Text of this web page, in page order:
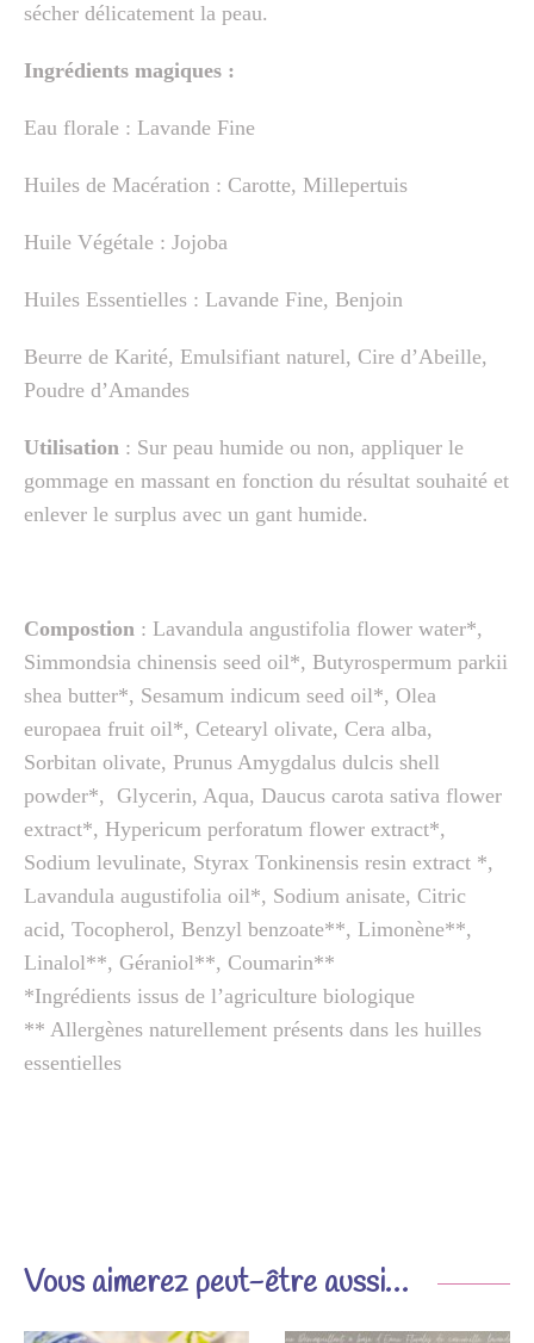
sécher délicatement la peau.
Ingrédients magiques :
Eau florale : Lavande Fine
Huiles de Macération : Carotte, Millepertuis
Huile Végétale : Jojoba
Huiles Essentielles : Lavande Fine, Benjoin
Beurre de Karité, Emulsifiant naturel, Cire d’Abeille,
Poudre d’Amandes
Utilisation : Sur peau humide ou non, appliquer le
gommage en massant en fonction du résultat souhaité et
enlever le surplus avec un gant humide.
Compostion : Lavandula angustifolia flower water*,
Simmondsia chinensis seed oil*, Butyrospermum parkii
shea butter*, Sesamum indicum seed oil*, Olea
europaea fruit oil*, Cetearyl olivate, Cera alba,
Sorbitan olivate, Prunus Amygdalus dulcis shell
powder*, Glycerin, Aqua, Daucus carota sativa flower
extract*, Hypericum perforatum flower extract*,
Sodium levulinate, Styrax Tonkinensis resin extract *,
Lavandula augustifolia oil*, Sodium anisate, Citric
acid, Tocopherol, Benzyl benzoate**, Limonène**,
Linalol**, Géraniol**, Coumarin**
*Ingrédients issus de l’agriculture biologique
** Allergènes naturellement présents dans les huilles
essentielles
Vous aimerez peut-être aussi…